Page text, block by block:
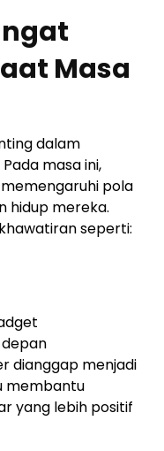
Masa
dalam
masa ini,
pola
hidup mereka.
seperti:
dianggap menjadi
membantu
yang lebih positif